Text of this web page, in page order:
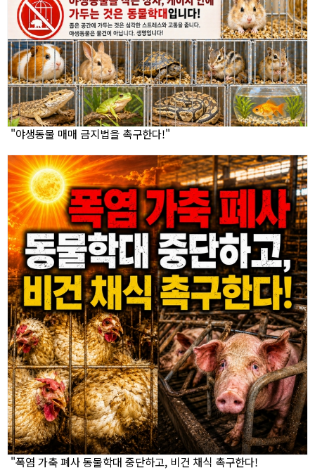
"야생동물 매매 금지법을 촉구한다!"
"폭염 가축 폐사 동물학대 중단하고, 비건 채식 촉구한다!